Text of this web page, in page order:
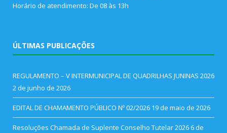
Horário de atendimento: De 08 às 13h
ÚLTIMAS PUBLICAÇÕES
REGULAMENTO – V INTERMUNICIPAL DE QUADRILHAS JUNINAS 2026
2 de junho de 2026
EDITAL DE CHAMAMENTO PÚBLICO Nº 02/2026 19 de maio de 2026
Resoluções Chamada de Suplente Conselho Tutelar 2026 6 de